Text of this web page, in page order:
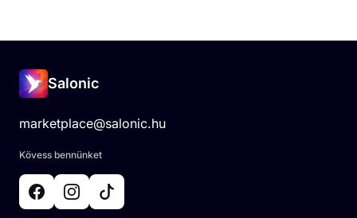
Salonic
marketplace@salonic.hu
Kövess bennünket